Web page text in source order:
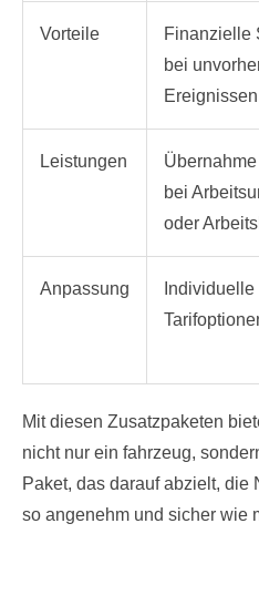
Vorteile
Finanzielle
bei
Ereignissen
Leistungen
bei
oder
Anpassung
Individuelle
Mit diesen Zusatzpaketen
nicht nur ein fahrzeug,
Paket, das darauf abzielt, die
so angenehm und sicher wie